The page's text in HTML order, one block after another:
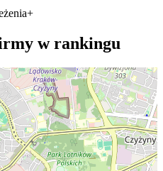
+
w rankingu